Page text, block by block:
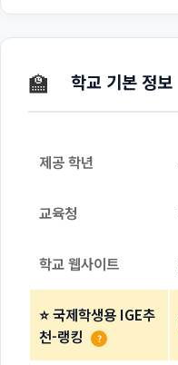
🏫 학교 기본 정보
제공 학년
교육청
학교 웹사이트
⭐ 국제학생용 IGE추
천-랭킹
?